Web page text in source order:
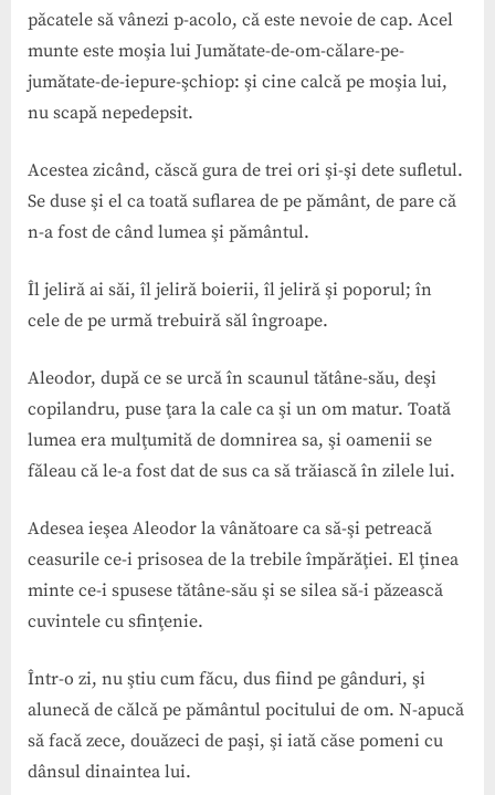
păcatele să vânezi p-acolo, că este nevoie de cap. Acel
munte este moşia lui Jumătate-de-om-călare-pe-
jumătate-de-iepure-şchiop: şi cine calcă pe moşia lui,
nu scapă nepedepsit.
Acestea zicând, căscă gura de trei ori şi-şi dete sufletul.
Se duse şi el ca toată suflarea de pe pământ, de pare că
n-a fost de când lumea şi pământul.
Îl jeliră ai săi, îl jeliră boierii, îl jeliră şi poporul; în
cele de pe urmă trebuiră să­l îngroape.
Aleodor, după ce se urcă în scaunul tătâne-său, deşi
copilandru, puse ţara la cale ca şi un om matur. Toată
lumea era mulţumită de domnirea sa, şi oamenii se
făleau că le-a fost dat de sus ca să trăiască în zilele lui.
Adesea ieşea Aleodor la vânătoare ca să-şi petreacă
ceasurile ce-i prisosea de la trebile împărăţiei. El ţinea
minte ce-i spusese tătâne-său şi se silea să-i păzească
cuvintele cu sfinţenie.
Într-o zi, nu ştiu cum făcu, dus fiind pe gânduri, şi
alunecă de călcă pe pământul pocitului de om. N-apucă
să facă zece, douăzeci de paşi, şi iată căse pomeni cu
dânsul dinaintea lui.